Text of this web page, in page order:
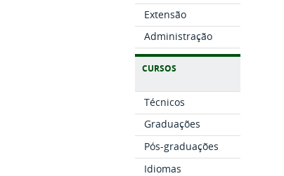
Extensão
Administração
CURSOS
Técnicos
Graduações
Pós-graduações
Idiomas